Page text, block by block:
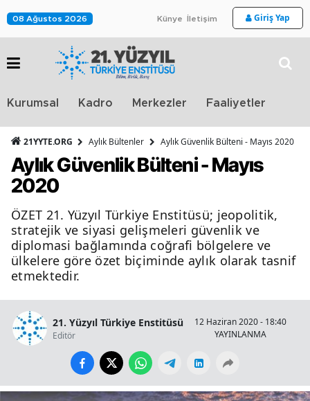
08 Ağustos 2026 Künye İletişim Giriş Yap
Kurumsal Kadro Merkezler Faaliyetler
21YYTE.ORG Aylık Bültenler Aylık Güvenlik Bülteni - Mayıs 2020
Aylık Güvenlik Bülteni - Mayıs
2020
ÖZET 21. Yüzyıl Türkiye Enstitüsü; jeopolitik,
stratejik ve siyasi gelişmeleri güvenlik ve
diplomasi bağlamında coğrafi bölgelere ve
ülkelere göre özet biçiminde aylık olarak tasnif
etmektedir.
21. Yüzyıl Türkiye Enstitüsü
Editör
12 Haziran 2020 - 18:40
YAYINLANMA